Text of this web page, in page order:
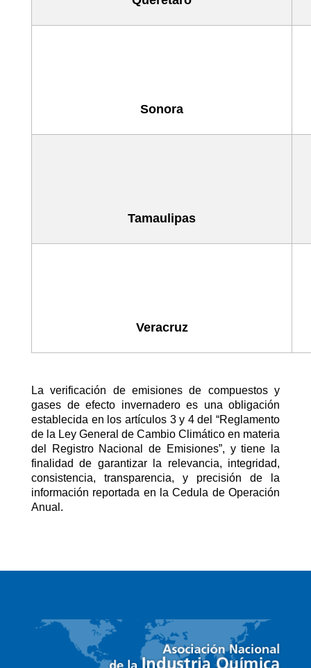
Sonora
Tamaulipas
Veracruz
La verificación de emisiones de compuestos y
gases de efecto invernadero es una obligación
establecida en los artículos 3 y 4 del “Reglamento
de la Ley General de Cambio Climático en materia
del Registro Nacional de Emisiones”, y tiene la
finalidad de garantizar la relevancia, integridad,
consistencia, transparencia, y precisión de la
información reportada en la Cedula de Operación
Anual.